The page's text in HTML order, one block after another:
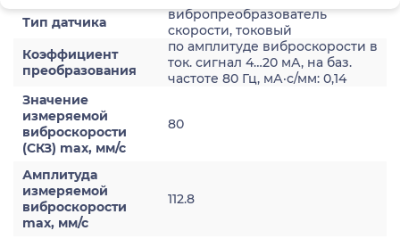
Тип датчика
вибропреобразователь
скорости, токовый
Коэффициент
преобразования
по амплитуде виброскорости в
ток. сигнал 4…20 мА, на баз.
частоте 80 Гц, мА·с/мм: 0,14
Значение
измеряемой
виброскорости
(СКЗ) max, мм/с
80
Амплитуда
измеряемой
виброскорости
max, мм/с
112.8